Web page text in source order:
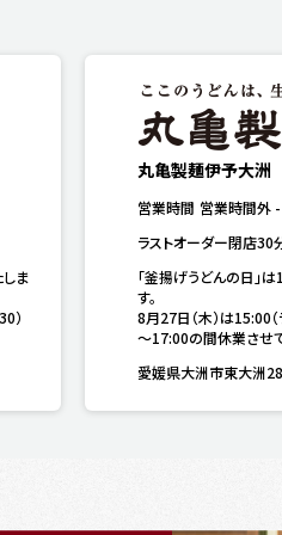
ま
）
丸亀製麺伊予大洲
営業時間 営業時間外-
ラストオーダー閉店30
「釜揚げうどんの日」
す。
8月27日（木）は15:00
～17:00の間休業させて
愛媛県大洲市東大洲